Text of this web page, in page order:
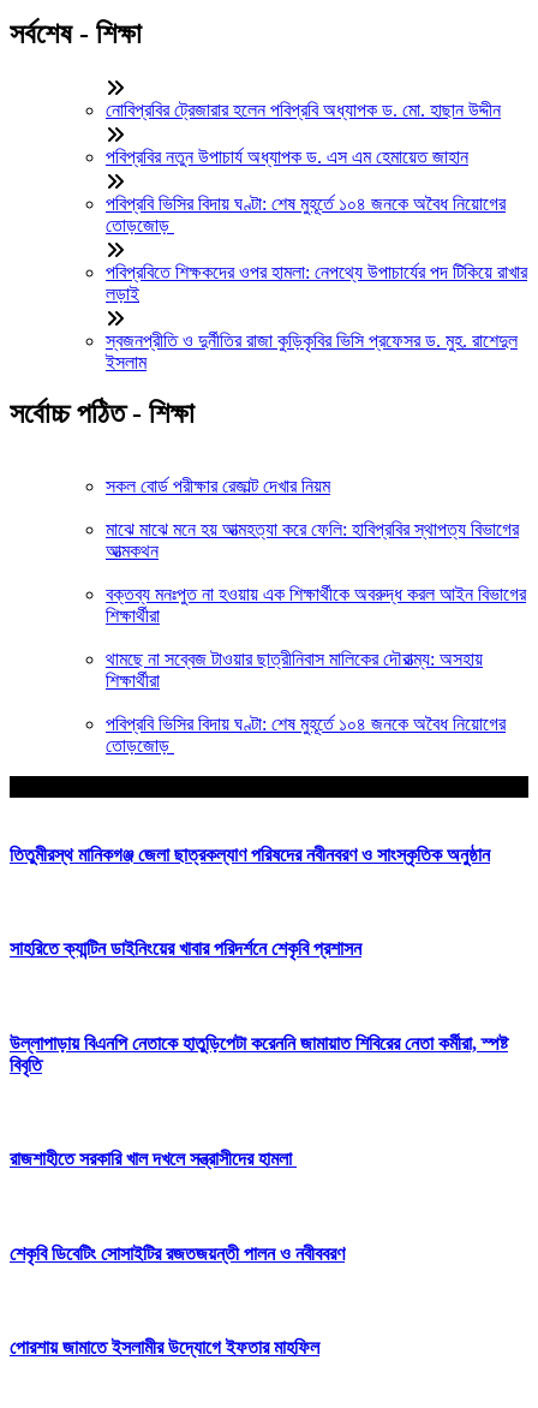
সর্বশেষ - শিক্ষা
নোবিপ্রবির ট্রেজারার হলেন পবিপ্রবি অধ্যাপক ড. মো. হাছান উদ্দীন
পবিপ্রবির নতুন উপাচার্য অধ্যাপক ড. এস এম হেমায়েত জাহান
পবিপ্রবি ভিসির বিদায় ঘণ্টা: শেষ মুহূর্তে ১০৪ জনকে অবৈধ নিয়োগের
তোড়জোড়
পবিপ্রবিতে শিক্ষকদের ওপর হামলা: নেপথ্যে উপাচার্যের পদ টিকিয়ে রাখার
লড়াই
স্বজনপ্রীতি ও দুর্নীতির রাজা কুড়িকৃবির ভিসি প্রফেসর ড. মুহ. রাশেদুল
ইসলাম
সর্বোচ্চ পঠিত - শিক্ষা
সকল বোর্ড পরীক্ষার রেজাল্ট দেখার নিয়ম
মাঝে মাঝে মনে হয় আত্মহত্যা করে ফেলি: হাবিপ্রবির স্থাপত্য বিভাগের
আত্মকথন
বক্তব্য মনঃপুত না হওয়ায় এক শিক্ষার্থীকে অবরুদ্ধ করল আইন বিভাগের
শিক্ষার্থীরা
থামছে না সব্বেজ টাওয়ার ছাত্রীনিবাস মালিকের দৌরাত্ম্য: অসহায়
শিক্ষার্থীরা
পবিপ্রবি ভিসির বিদায় ঘণ্টা: শেষ মুহূর্তে ১০৪ জনকে অবৈধ নিয়োগের
তোড়জোড়
তিতুমীরস্থ মানিকগঞ্জ জেলা ছাত্রকল্যাণ পরিষদের নবীনবরণ ও সাংস্কৃতিক অনুষ্ঠান
সাহরিতে ক্যান্টিন ডাইনিংয়ের খাবার পরিদর্শনে শেকৃবি প্রশাসন
উল্লাপাড়ায় বিএনপি নেতাকে হাতুড়িপেটা করেননি জামায়াত শিবিরের নেতা কর্মীরা, স্পষ্ট
বিবৃতি
রাজশাহীতে সরকারি খাল দখলে সন্ত্রাসীদের হামলা
শেকৃবি ডিবেটিং সোসাইটির রজতজয়ন্তী পালন ও নবীববরণ
পোরশায় জামাতে ইসলামীর উদ্যোগে ইফতার মাহফিল